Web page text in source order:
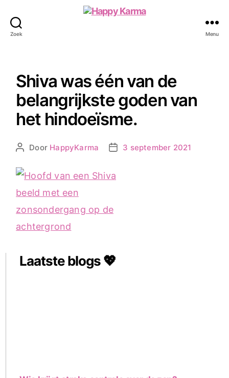
Zoek Menu
Shiva was één van de
belangrijkste goden van
het hindoeïsme.
Berichtauteur
Door HappyKarma Berichtdatum
3 september 2021
Laatste blogs 💖